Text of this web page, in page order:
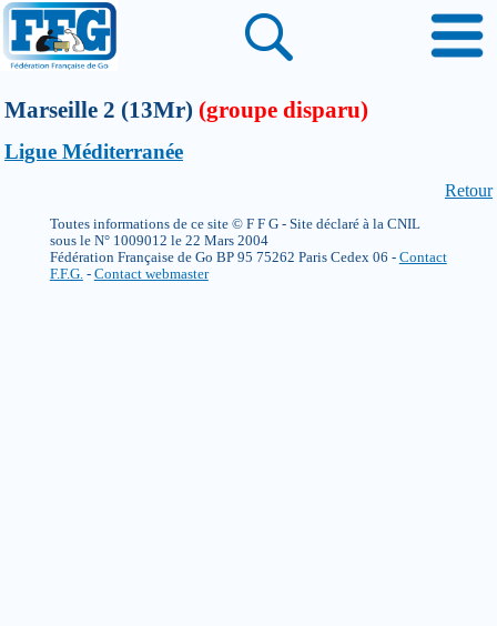
Marseille 2 (13Mr) (groupe disparu)
Ligue Méditerranée
Retour
Toutes informations de ce site © F F G - Site déclaré à la CNIL
sous le N° 1009012 le 22 Mars 2004
Fédération Française de Go BP 95 75262 Paris Cedex 06 - Contact
F.F.G.- Contact webmaster